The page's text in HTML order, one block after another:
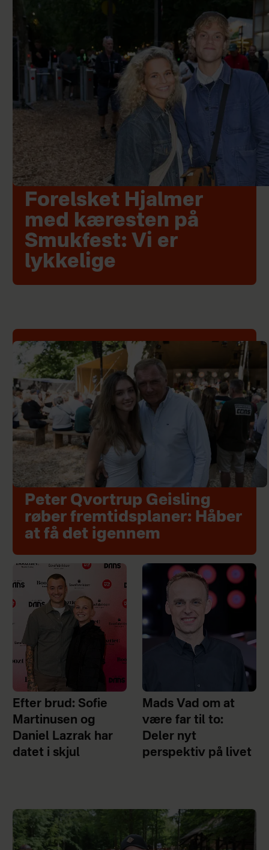
Forelsket Hjalmer
med kæresten på
Smukfest: Vi er
lykkelige
Peter Qvortrup Geisling
røber fremtidsplaner: Håber
at få det igennem
Efter brud: Sofie
Martinusen og
Daniel Lazrak har
datet i skjul
Mads Vad om at
være far til to:
Deler nyt
perspektiv på livet